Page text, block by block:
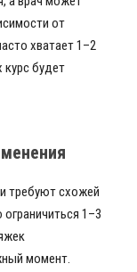
от
хватает 1–2
будет
требуют схожей
1–3
момент.